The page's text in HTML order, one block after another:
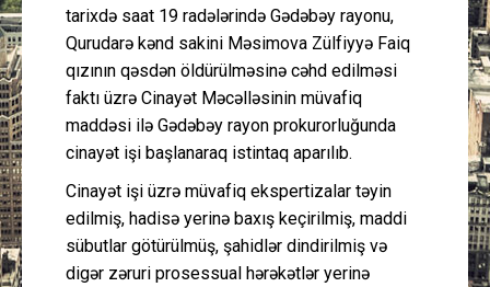
tarixdə saat 19 radələrində Gədəbəy rayonu,
Qurudarə kənd sakini Məsimova Zülfiyyə Faiq
qızının qəsdən öldürülməsinə cəhd edilməsi
faktı üzrə Cinayət Məcəlləsinin müvafiq
maddəsi ilə Gədəbəy rayon prokurorluğunda
cinayət işi başlanaraq istintaq aparılıb.
Cinayət işi üzrə müvafiq ekspertizalar təyin
edilmiş, hadisə yerinə baxış keçirilmiş, maddi
sübutlar götürülmüş, şahidlər dindirilmiş və
digər zəruri prosessual hərəkətlər yerinə